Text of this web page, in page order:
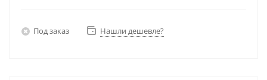
Под заказ Нашли дешевле?